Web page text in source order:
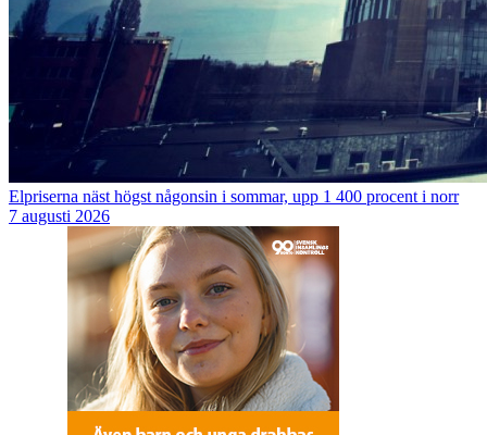
Elpriserna näst högst någonsin i sommar, upp 1 400 procent i norr
7 augusti 2026